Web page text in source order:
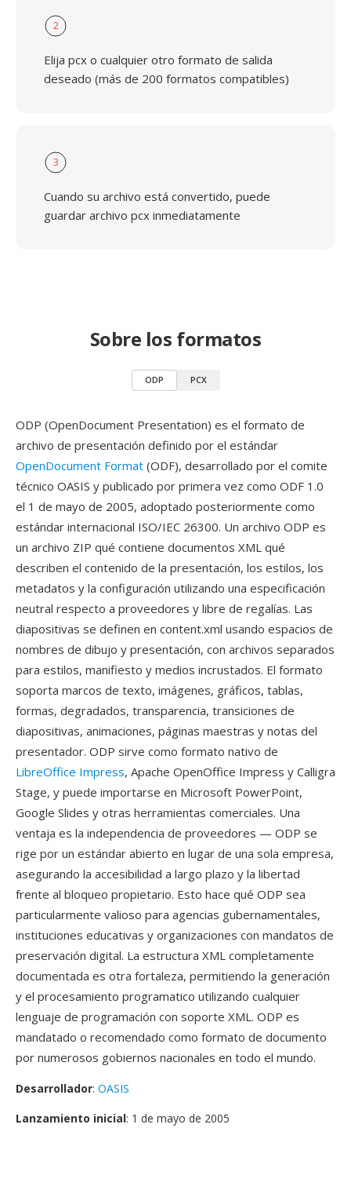
2
Elija pcx o cualquier otro formato de salida
deseado (más de 200 formatos compatibles)
3
Cuando su archivo está convertido, puede
guardar archivo pcx inmediatamente
Sobre los formatos
ODP PCX
ODP (OpenDocument Presentation) es el formato de
archivo de presentación definido por el estándar
OpenDocument Format (ODF), desarrollado por el comite
técnico OASIS y publicado por primera vez como ODF 1.0
el 1 de mayo de 2005, adoptado posteriormente como
estándar internacional ISO/IEC 26300. Un archivo ODP es
un archivo ZIP qué contiene documentos XML qué
describen el contenido de la presentación, los estilos, los
metadatos y la configuración utilizando una especificación
neutral respecto a proveedores y libre de regalías. Las
diapositivas se definen en content.xml usando espacios de
nombres de dibujo y presentación, con archivos separados
para estilos, manifiesto y medios incrustados. El formato
soporta marcos de texto, imágenes, gráficos, tablas,
formas, degradados, transparencia, transiciones de
diapositivas, animaciones, páginas maestras y notas del
presentador. ODP sirve como formato nativo de
LibreOffice Impress, Apache OpenOffice Impress y Calligra
Stage, y puede importarse en Microsoft PowerPoint,
Google Slides y otras herramientas comerciales. Una
ventaja es la independencia de proveedores — ODP se
rige por un estándar abierto en lugar de una sola empresa,
asegurando la accesibilidad a largo plazo y la libertad
frente al bloqueo propietario. Esto hace qué ODP sea
particularmente valioso para agencias gubernamentales,
instituciones educativas y organizaciones con mandatos de
preservación digital. La estructura XML completamente
documentada es otra fortaleza, permitiendo la generación
y el procesamiento programatico utilizando cualquier
lenguaje de programación con soporte XML. ODP es
mandatado o recomendado como formato de documento
por numerosos gobiernos nacionales en todo el mundo.
Desarrollador: OASIS
Lanzamiento inicial: 1 de mayo de 2005